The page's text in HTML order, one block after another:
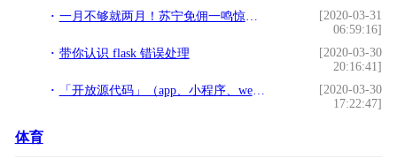
一月不够就两月！苏宁免佣一鸣惊人 扛起战“疫”担当
[2020-03-31
06:59:16]
带你认识 flask 错误处理
[2020-03-30
20:16:41]
「开放源代码」（app、小程序、web）题库系统
[2020-03-30
17:22:47]
体育